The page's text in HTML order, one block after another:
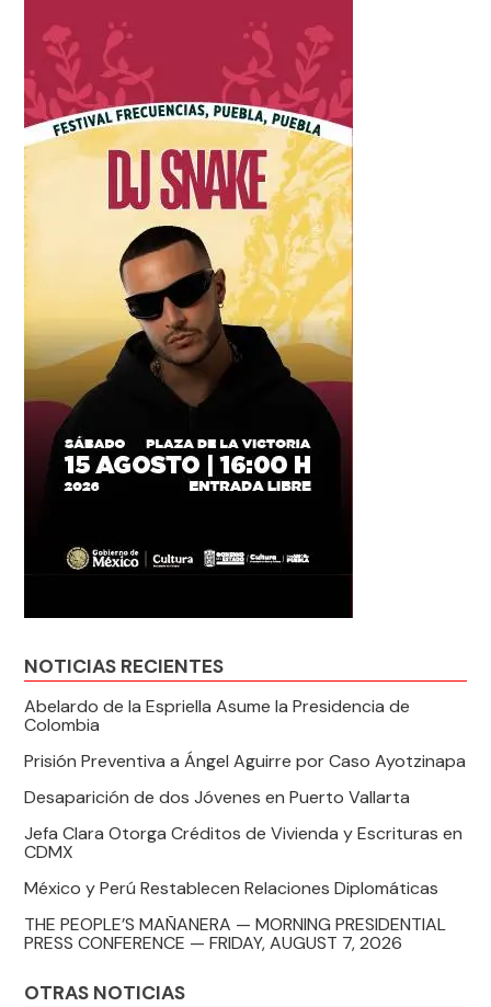
NOTICIAS RECIENTES
Abelardo de la Espriella Asume la Presidencia de
Colombia
Prisión Preventiva a Ángel Aguirre por Caso Ayotzinapa
Desaparición de dos Jóvenes en Puerto Vallarta
Jefa Clara Otorga Créditos de Vivienda y Escrituras en
CDMX
México y Perú Restablecen Relaciones Diplomáticas
THE PEOPLE’S MAÑANERA — MORNING PRESIDENTIAL
PRESS CONFERENCE — FRIDAY, AUGUST 7, 2026
OTRAS NOTICIAS